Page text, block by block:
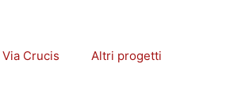
Via Crucis Altri progetti